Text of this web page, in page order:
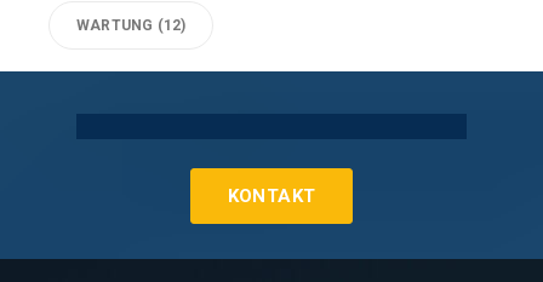
WARTUNG (12)
KONTAKT